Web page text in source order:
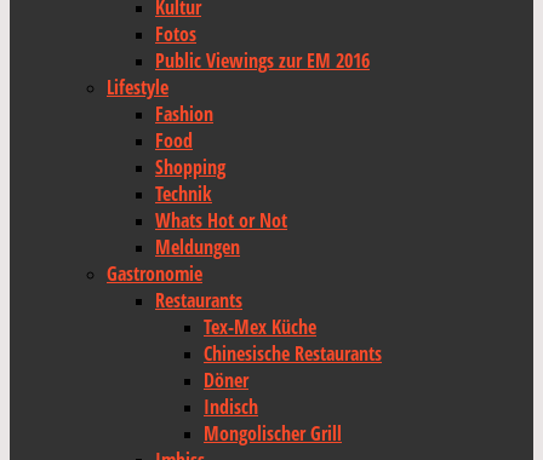
Kultur
Fotos
Public Viewings zur EM 2016
Lifestyle
Fashion
Food
Shopping
Technik
Whats Hot or Not
Meldungen
Gastronomie
Restaurants
Tex-Mex Küche
Chinesische Restaurants
Döner
Indisch
Mongolischer Grill